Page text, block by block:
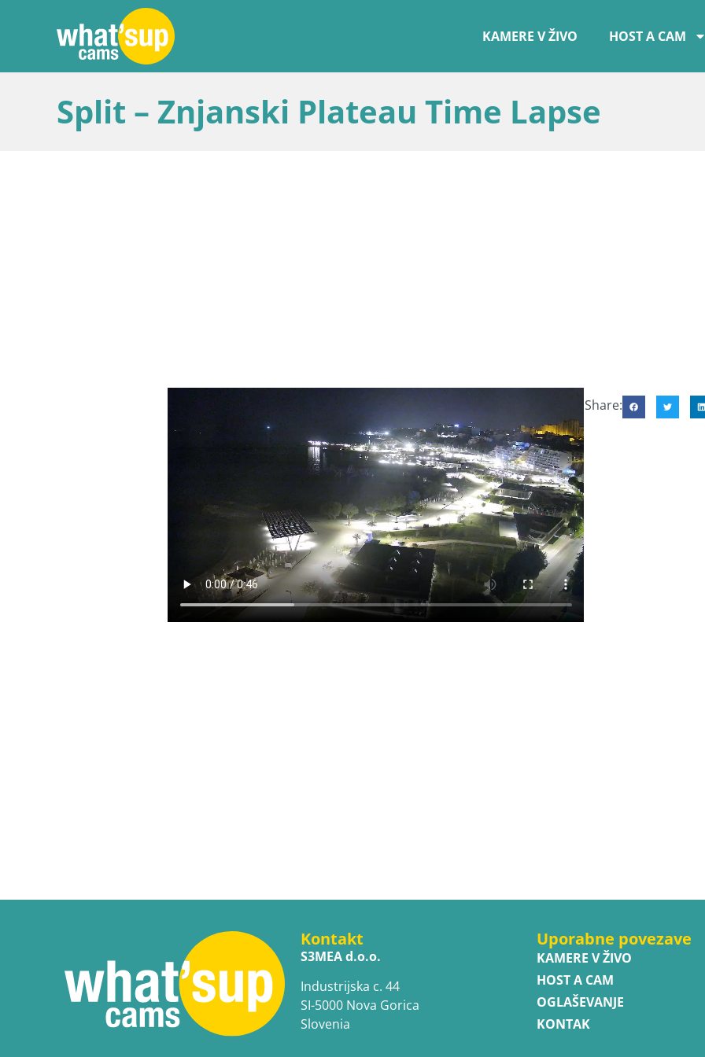
KAMERE V ŽIVO HOST A CAM
Split – Znjanski Plateau Time Lapse
Share:
Kontakt
S3MEA d.o.o.
Industrijska c. 44
SI-5000 Nova Gorica
Slovenia
Uporabne povezave
KAMERE V ŽIVO
HOST A CAM
OGLAŠEVANJE
KONTAK